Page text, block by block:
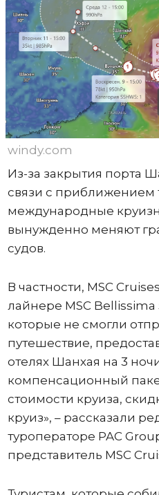
windy.com
Из-за закрытия порта
связи с приближением
международные
вынужденно меняют
судов.
В частности, MSC
лайнере MSC Bellissima
которые не смогли
путешествие,
отелях Шанхая на 3
компенсационный
стоимости круиза,
круиз», – рассказали
туроператоре PAC
представитель MSC